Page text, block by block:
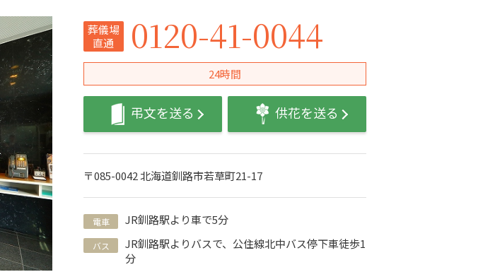
葬儀場
直通
0120-41-0044
24時間
弔文を送る 供花を送る
〒085-0042 北海道釧路市若草町21-17
電車 JR釧路駅より車で5分
バス
JR釧路駅よりバスで、公住線北中バス停下車徒歩1
分